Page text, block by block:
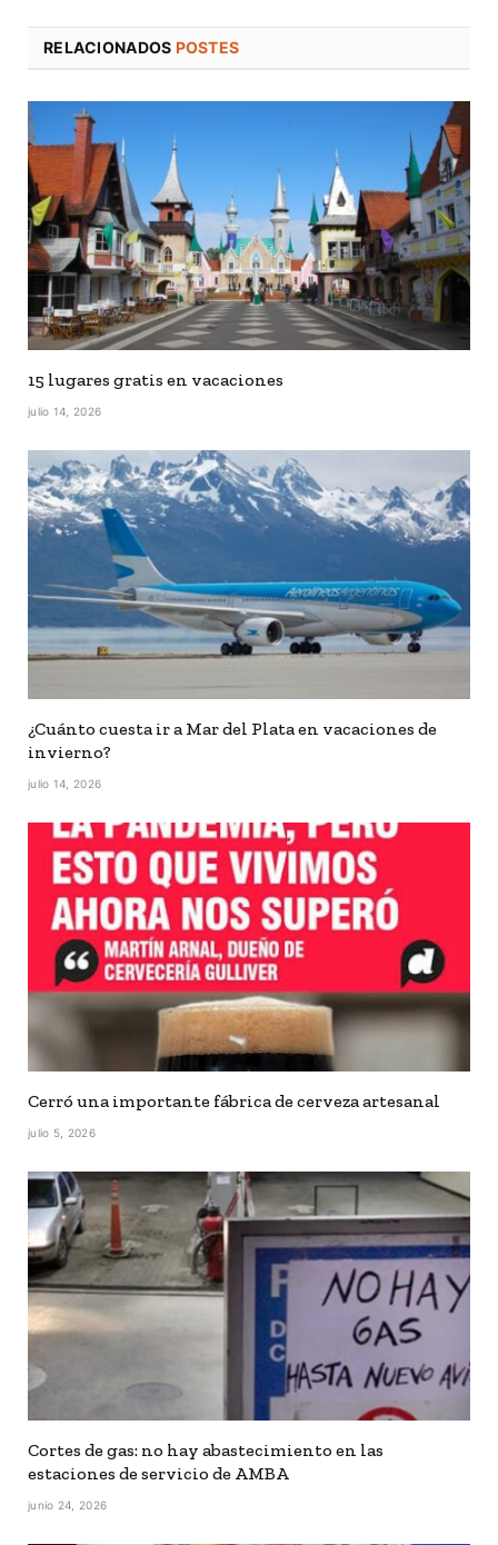
RELACIONADOS POSTES
15 lugares gratis en vacaciones
julio 14, 2026
¿Cuánto cuesta ir a Mar del Plata en vacaciones de
invierno?
julio 14, 2026
Cerró una importante fábrica de cerveza artesanal
julio 5, 2026
Cortes de gas: no hay abastecimiento en las
estaciones de servicio de AMBA
junio 24, 2026